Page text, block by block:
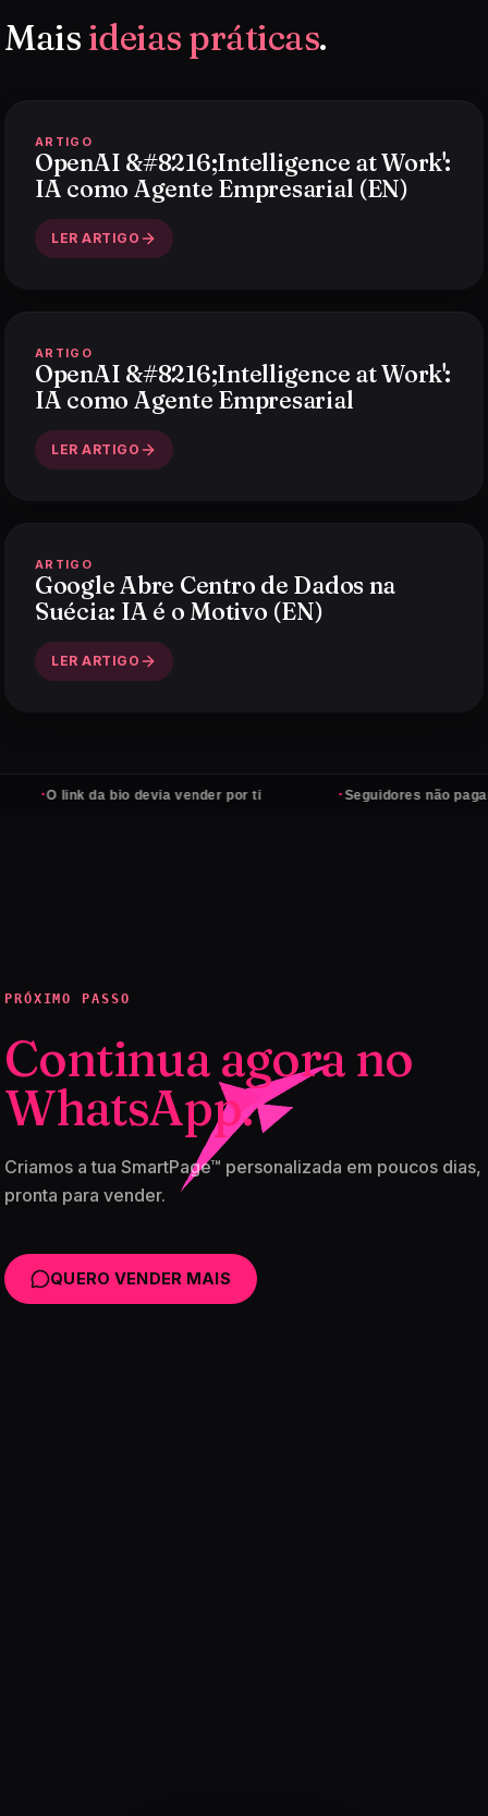
Mais ideias práticas.
ARTIGO
OpenAI &#8216;Intelligence at Work':
IA como Agente Empresarial (EN)
LER ARTIGO
ARTIGO
OpenAI &#8216;Intelligence at Work':
IA como Agente Empresarial
LER ARTIGO
ARTIGO
Google Abre Centro de Dados na
Suécia: IA é o Motivo (EN)
LER ARTIGO
O link da bio devia vender por ti Seguidores não pagam
PRÓXIMO PASSO
Continua agora no
WhatsApp.
Criamos a tua SmartPage™ personalizada em poucos dias,
pronta para vender.
QUERO VENDER MAIS